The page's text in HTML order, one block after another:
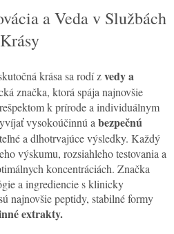
a Veda v Službách
Krásy
krása sa rodí zvedy a
značka, ktorá spája najnovšie
k prírode a individuálnym
vysokoúčinnú abezpečnú
a dlhotrvajúce výsledky. Každý
výskumu, rozsiahleho testovania a
koncentráciách. Značka
a ingrediencie s klinicky
najnovšie peptidy, stabilné formy
extrakty.